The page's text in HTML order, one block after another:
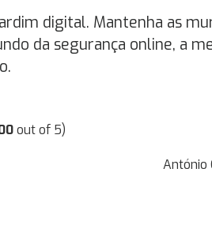
digital. Mantenha as
da segurança online, a
out of 5)
António